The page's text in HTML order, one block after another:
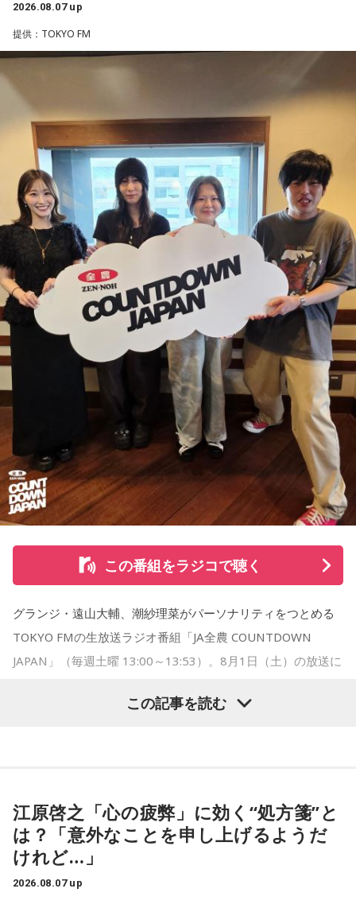
（土）午前1時〜3時）
ニッポン放送をキーステーションに全国ネットで放送
■パーソナリティ：中島健人
■メールアドレス：
■番組公式X：@Ann_Since1967
■番組ハッシュタグ：#中島健人ANN
◆“真逆な作り方”で楽曲制作
リーガルリリーは高校在学時から注目を集め、国内大型ロッ
クフェスにも多数出演するだけでなく、アメリカで開催され
た世界最大級の音楽フェスティバル「SXSW（サウス・バイ・
サウスウエスト）」の出演や中国ツアーの開催など、海外で
のライブも経験。そのほか、2019年公開の映画「惡の華」で
は主題歌と劇中歌を担当し、今年4月から放送されたテレビド
ラマ版「惡の華」では、たかはしほのかさんが劇伴を担当。
そして、今秋には初のアジアツアーの開催が決定していま
す。
遠山：僕は「惡の華」が好きで、（テレビドラマ版ではW主
演の）あのちゃんと鈴木福くんがめちゃくちゃ素晴らしかっ
たですけど、そういうドラマの音楽って、どう作っていく
ほのか：私も今回初めて関わらせてもらったんですけど、今
まで作ってきたライブでやる曲やバンドでやる曲の作り方と
は全然違って……ドラマの映像にいかに没頭させるかが重要と
いうか。リーガルリリーでは、音楽を聴いてほしくて作って
いるんですけれど、ドラマの音楽は、映像を観てもらわない
から、音楽を通して真逆な作り方を体験できて、めちゃめち
ゃ面白かったです。
（左から）たかはしほのかさん、海さん
ー」を配信リリースしました。おめでとうございます。
ほのか・海：ありがとうございます。
2026.08.07 up
提供：TOKYO FM
この番組をラジコで聴く
グランジ・遠山大輔、潮紗理菜がパーソナリティをつとめる
TOKYO FMの生放送ラジオ番組「JA全農 COUNTDOWN
JAPAN」（毎週土曜 13:00～13:53）。8月1日（土）の放送に
ん（Ba.）が登場！ 新曲「コニファー」に込めた想いなどを伺
（左から）潮紗理菜、たかはしほのかさん、海さん、遠山大
輔
この記事を読む
江原啓之「心の疲弊」に効く“処方箋”と
は？「意外なことを申し上げるようだ
けれど…」
2026.08.07 up